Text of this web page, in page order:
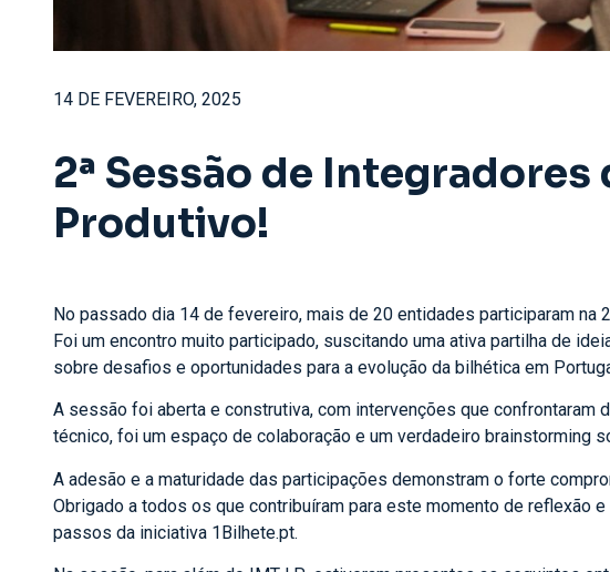
14 DE FEVEREIRO, 2025
2ª Sessão de
Produtivo!
No passado dia 14 de fevereiro, mais de 20 entidades participaram
Foi um encontro muito participado, suscitando uma ativa partilha de
sobre desafios e oportunidades para a evolução da bilhética em
A sessão foi aberta e construtiva, com intervenções que
técnico, foi um espaço de colaboração e um verdadeiro brainstorming
A adesão e a maturidade das participações demonstram o forte
Obrigado a todos os que contribuíram para este momento de reflexão
passos da iniciativa 1Bilhete.pt.